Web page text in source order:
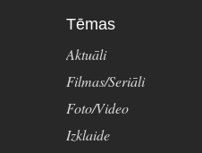
Tēmas
Aktuāli
Filmas/Seriāli
Foto/Video
Izklaide